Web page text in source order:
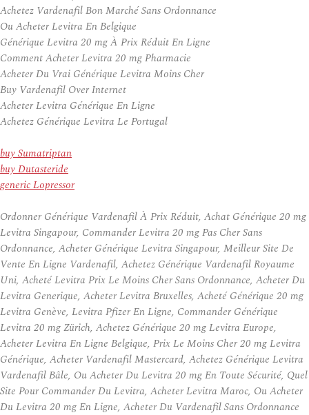
Achetez Vardenafil Bon Marché Sans Ordonnance
Ou Acheter Levitra En Belgique
Générique Levitra 20 mg À Prix Réduit En Ligne
Comment Acheter Levitra 20 mg Pharmacie
Acheter Du Vrai Générique Levitra Moins Cher
Buy Vardenafil Over Internet
Acheter Levitra Générique En Ligne
Achetez Générique Levitra Le Portugal
buy Sumatriptan
buy Dutasteride
generic Lopressor
Ordonner Générique Vardenafil À Prix Réduit, Achat Générique 20 mg
Levitra Singapour, Commander Levitra 20 mg Pas Cher Sans
Ordonnance, Acheter Générique Levitra Singapour, Meilleur Site De
Vente En Ligne Vardenafil, Achetez Générique Vardenafil Royaume
Uni, Acheté Levitra Prix Le Moins Cher Sans Ordonnance, Acheter Du
Levitra Generique, Acheter Levitra Bruxelles, Acheté Générique 20 mg
Levitra Genève, Levitra Pfizer En Ligne, Commander Générique
Levitra 20 mg Zürich, Achetez Générique 20 mg Levitra Europe,
Acheter Levitra En Ligne Belgique, Prix Le Moins Cher 20 mg Levitra
Générique, Acheter Vardenafil Mastercard, Achetez Générique Levitra
Vardenafil Bâle, Ou Acheter Du Levitra 20 mg En Toute Sécurité, Quel
Site Pour Commander Du Levitra, Acheter Levitra Maroc, Ou Acheter
Du Levitra 20 mg En Ligne, Acheter Du Vardenafil Sans Ordonnance